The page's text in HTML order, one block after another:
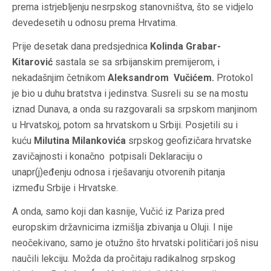
prema istrjebljenju nesrpskog stanovništva, što se vidjelo
devedesetih u odnosu prema Hrvatima.
Prije desetak dana predsjednica Kolinda Grabar-
Kitarović sastala se sa srbijanskim premijerom, i
nekadašnjim četnikom Aleksandrom Vučićem. Protokol
je bio u duhu bratstva i jedinstva. Susreli su se na mostu
iznad Dunava, a onda su razgovarali sa srpskom manjinom
u Hrvatskoj, potom sa hrvatskom u Srbiji. Posjetili su i
kuću Milutina Milankovića srpskog geofizičara hrvatske
zavičajnosti i konačno potpisali Deklaraciju o
unapr(j)eđenju odnosa i rješavanju otvorenih pitanja
između Srbije i Hrvatske.
A onda, samo koji dan kasnije, Vučić iz Pariza pred
europskim državnicima izmišlja zbivanja u Oluji. I nije
neočekivano, samo je otužno što hrvatski političari još nisu
naučili lekciju. Možda da pročitaju radikalnog srpskog